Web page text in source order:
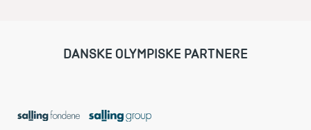
lokale fritidsklubber.
DANSKE OLYMPISKE PARTNERE